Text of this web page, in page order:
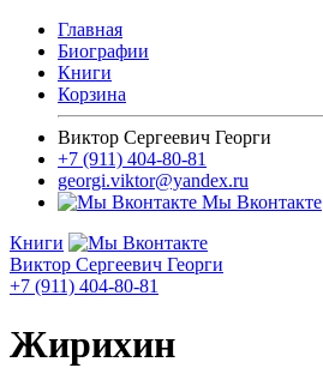
Главная
Биографии
Книги
Корзина
Виктор Сергеевич Георги
+7 (911) 404-80-81
georgi.viktor@yandex.ru
Мы Вконтакте
Книги
Виктор Сергеевич Георги
+7 (911) 404-80-81
Жирихин